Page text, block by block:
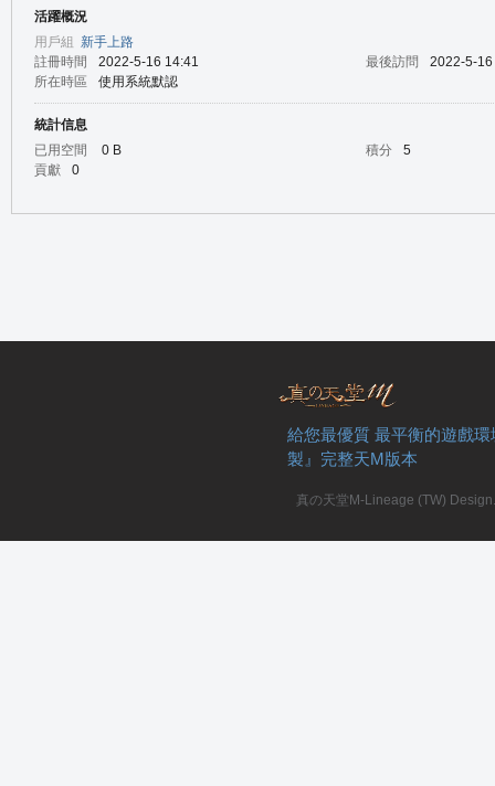
活躍概況
用戶組 新手上路
註冊時間
2022-5-16 14:41 最後訪問
2022-5-
所在時區
使用系統默認
統計信息
已用空間
0 B 積分
5
貢獻
0
給您最優質 最平衡的遊戲
製』完整天M版本
真の天堂M-Lineage (TW)